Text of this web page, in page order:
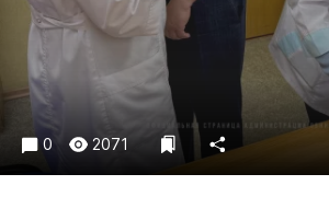
Спорт
Экономика и бизнес
ПРОЕКТЫ
Блоги
0 2071